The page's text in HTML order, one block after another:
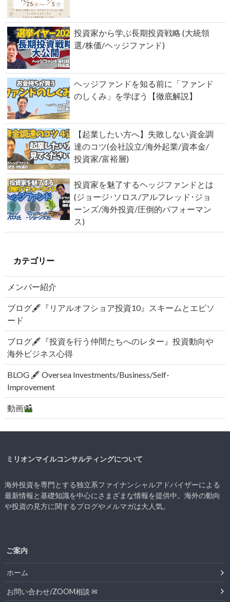
投資家から学ぶ長期投資戦略 (大統領
選/株価/ヘッジファンド)
ヘッジファンドを知る前に「ファンド
のしくみ」を学ぼう【徹底解説】
【起業したい方へ】失敗しない資金調
達のコツ(会社設立/海外起業/資本金/
投資家/富裕層)
投資家を魅了するヘッジファンドとは
(ジョージ･ソロス/アルフレッド･ジョ
ーンズ/海外投資/圧倒的パフォーマン
ス)
カテゴリー
メンバー紹介
ブログ🖋『リアルオフショア投資10』スキームとエピソ
ード
ブログ🖋『投資を行う仲間たちへのレター』投資動向や
海外ビジネス心得
BLOG 🖋 Oversea Investments/Business/Self-
Improvement
動画
ミリオンマイルコンサルティングについて
海外投資を専門とする独立系ファイナンシャルアドバイザーによる
最新情報と基礎知識を中心にさまざまな情報を提供中。海外の動向
や投資の見方に関するブログやメルマガは大人気。
ご案内
ホーム
お問い合わせ/ZOOM相談 ✉